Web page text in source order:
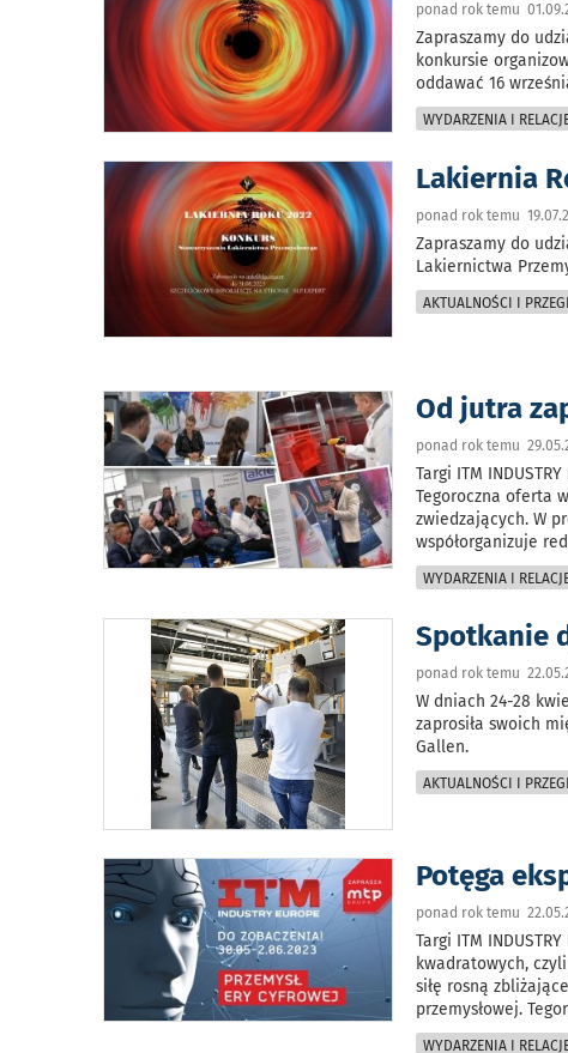
ponad rok temu
Zapraszamy do
konkursie
oddawać 16
WYDARZENIA I
Lakiernia
ponad rok temu
Zapraszamy do
Lakiernictwa
AKTUALNOŚCI I
Od jutra
ponad rok temu
Targi ITM
Tegoroczna oferta
zwiedzających. W
współorganizuje
WYDARZENIA I
Spotkanie
ponad rok temu
W dniach 24-28
zaprosiła swoich
Gallen.
AKTUALNOŚCI I
Potęga
ponad rok temu
Targi ITM
kwadratowych,
siłę rosną
przemysłowej.
WYDARZENIA I